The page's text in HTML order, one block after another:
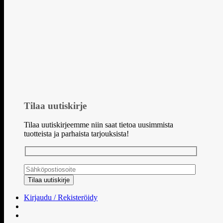
Tilaa uutiskirje
Tilaa uutiskirjeemme niin saat tietoa uusimmista
tuotteista ja parhaista tarjouksista!
Kirjaudu / Rekisteröidy